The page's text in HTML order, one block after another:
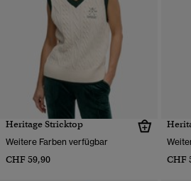
Heritage Stricktop
Weitere Farben verfügbar
CHF 59,90 CHF